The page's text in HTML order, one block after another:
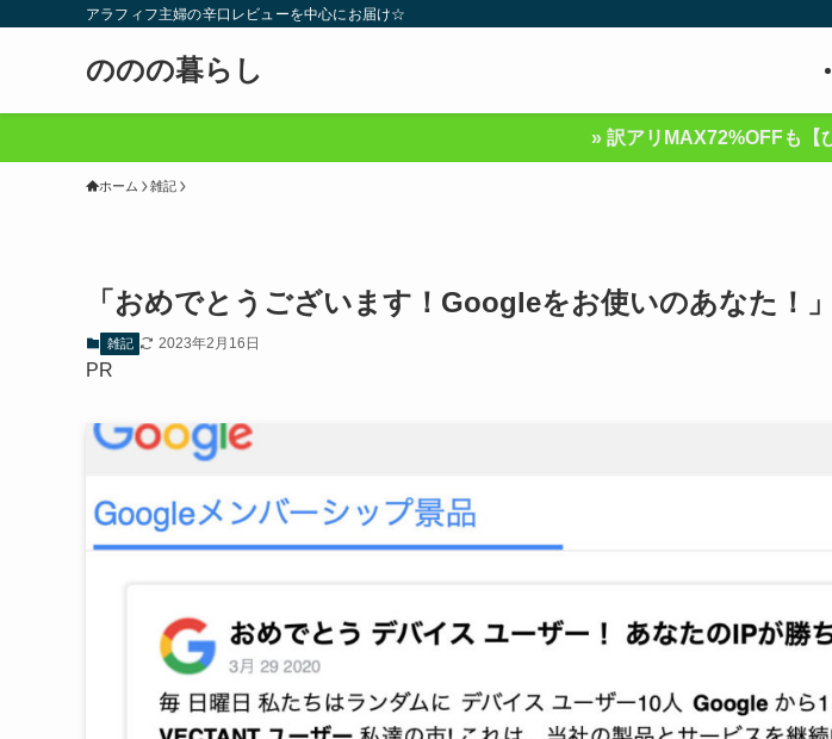
アラフィフ主婦の辛口レビューを中心にお届け☆
ののの暮らし
» 訳アリMAX72%OFFも【
ホーム 雑記
「おめでとうございます！Googleをお使いのあなた！
雑記 2023年2月16日
PR